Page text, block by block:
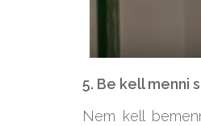
5. Be kell menni
Nem kell